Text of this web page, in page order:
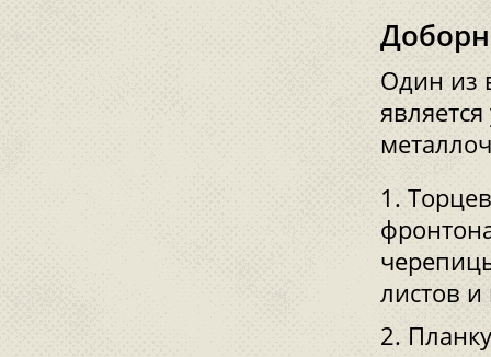
Один из
листов и